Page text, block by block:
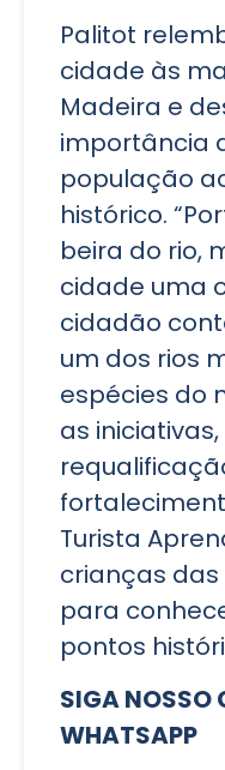
Palitot
cidade às
Madeira e
importância
população
histórico.
beira do rio,
cidade uma
cidadão
um dos rios
espécies do
as
Turista
crianças
para
pontos
SIGA NOSSO
WHATSAPP